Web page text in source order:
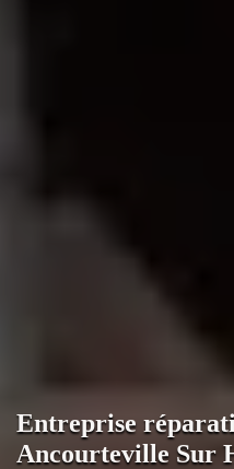
Entreprise
Ancourteville Sur